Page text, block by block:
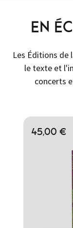
EN
Les Éditions de
le texte et
concerts
45,00 €